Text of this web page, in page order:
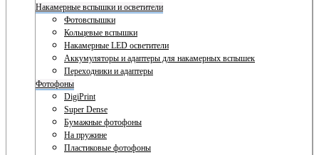
Накамерные вспышки и осветители
Фотовспышки
Кольцевые вспышки
Накамерные LED осветители
Аккумуляторы и адаптеры для накамерных вспышек
Переходники и адаптеры
Фотофоны
DigiPrint
Super Dense
Бумажные фотофоны
На пружине
Пластиковые фотофоны